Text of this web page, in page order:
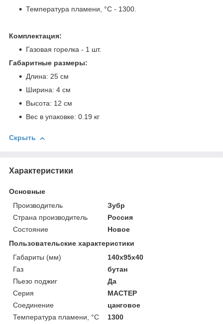
Температура пламени, °C - 1300.
Комплектация:
Газовая горелка - 1 шт.
Габаритные размеры:
Длина: 25 см
Ширина: 4 см
Высота: 12 см
Вес в упаковке: 0.19 кг
Скрыть
Характеристики
Основные
Производитель
Зубр
Страна производитель
Россия
Состояние
Новое
Пользовательские характеристики
Габариты (мм)
140х95х40
Газ
бутан
Пьезо поджиг
Да
Серия
МАСТЕР
Соединение
цанговое
Температура пламени, °C
1300